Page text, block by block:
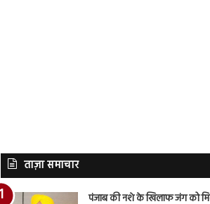
ताज़ा समाचार
पंजाब की नशे के खिलाफ जंग को